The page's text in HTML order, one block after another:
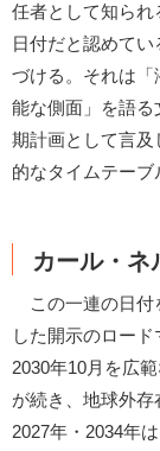
任者として知られ
日付だと認めて
づける。それは
能な側面」を語る
期計画として言
的なタイムテーブ
カール・ネ
この一連の日付
した開示のロー
2030年10月を広
が続き、地球外
2027年・2034年